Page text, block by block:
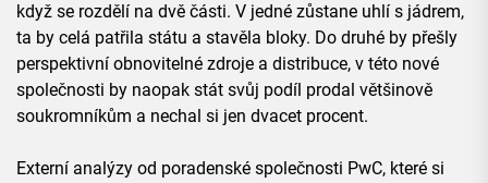
když se rozdělí na dvě části. V jedné zůstane uhlí s jádrem,
ta by celá patřila státu a stavěla bloky. Do druhé by přešly
perspektivní obnovitelné zdroje a distribuce, v této nové
společnosti by naopak stát svůj podíl prodal většinově
soukromníkům a nechal si jen dvacet procent.
Externí analýzy od poradenské společnosti PwC, které si